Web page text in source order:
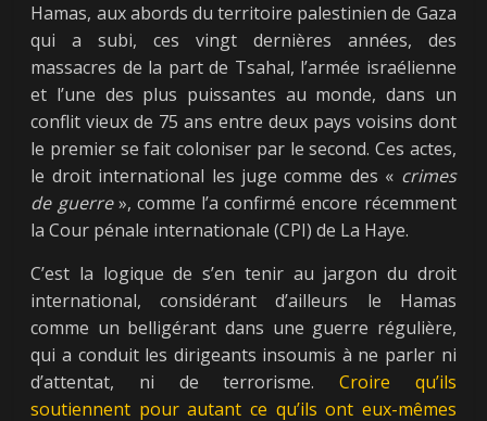
Hamas, aux abords du territoire palestinien de Gaza
qui a subi, ces vingt dernières années, des
massacres de la part de Tsahal, l’armée israélienne
et l’une des plus puissantes au monde, dans un
conflit vieux de 75 ans entre deux pays voisins dont
le premier se fait coloniser par le second. Ces actes,
le droit international les juge comme des « crimes
de guerre», comme l’a confirmé encore récemment
la Cour pénale internationale (CPI) de La Haye.
C’est la logique de s’en tenir au jargon du droit
international, considérant d’ailleurs le Hamas
comme un belligérant dans une guerre régulière,
qui a conduit les dirigeants insoumis à ne parler ni
d’attentat, ni de terrorisme. Croire qu’ils
soutiennent pour autant ce qu’ils ont eux-mêmes